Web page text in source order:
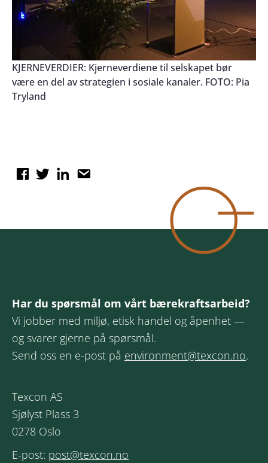
KJERNEVERDIER: Kjerneverdiene til selskapet bør
være en del av strategien i sosiale kanaler. FOTO: Pia
Tryland
Har du spørsmål om vårt bærekraftsarbeid?
Vi jobber med miljø, etisk handel og åpenhet —
og svarer gjerne på spørsmål.
Send oss en e-post på environment@texcon.no.
Texcon AS
Sjølyst Plass 3
0278 Oslo
E-post: post@texcon.no